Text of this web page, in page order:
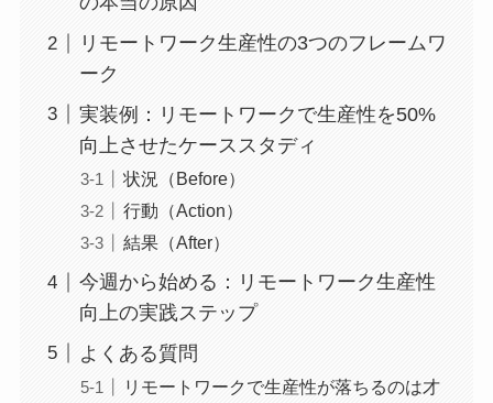
リモートワーク生産性の3つのフレームワ
ーク
実装例：リモートワークで生産性を50%
向上させたケーススタディ
状況（Before）
行動（Action）
結果（After）
今週から始める：リモートワーク生産性
向上の実践ステップ
よくある質問
リモートワークで生産性が落ちるのは才